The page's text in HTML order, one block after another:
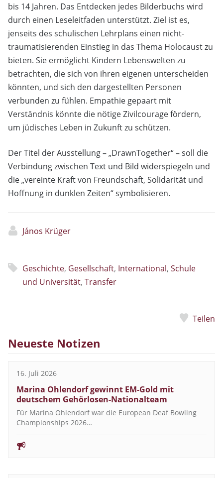
bis 14 Jahren. Das Entdecken jedes Bilderbuchs wird
durch einen Leseleitfaden unterstützt. Ziel ist es,
jenseits des schulischen Lehrplans einen nicht-
traumatisierenden Einstieg in das Thema Holocaust zu
bieten. Sie ermöglicht Kindern Lebenswelten zu
betrachten, die sich von ihren eigenen unterscheiden
könnten, und sich den dargestellten Personen
verbunden zu fühlen. Empathie gepaart mit
Verständnis könnte die nötige Zivilcourage fördern,
um jüdisches Leben in Zukunft zu schützen.
Der Titel der Ausstellung – „DrawnTogether“ – soll die
Verbindung zwischen Text und Bild widerspiegeln und
die „vereinte Kraft von Freundschaft, Solidarität und
Hoffnung in dunklen Zeiten“ symbolisieren.
János Krüger
Geschichte, Gesellschaft, International, Schule
und Universität, Transfer
Teilen
Neueste Notizen
16. Juli 2026
Marina Ohlendorf gewinnt EM-Gold mit
deutschem Gehörlosen-Nationalteam
Für Marina Ohlendorf war die European Deaf Bowling
Championships 2026…